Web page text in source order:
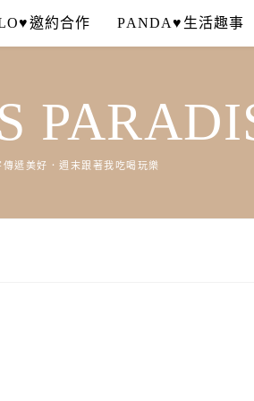
邀約合作 PANDA♥生活趣事
傳遞美好．週末跟著我吃喝玩樂